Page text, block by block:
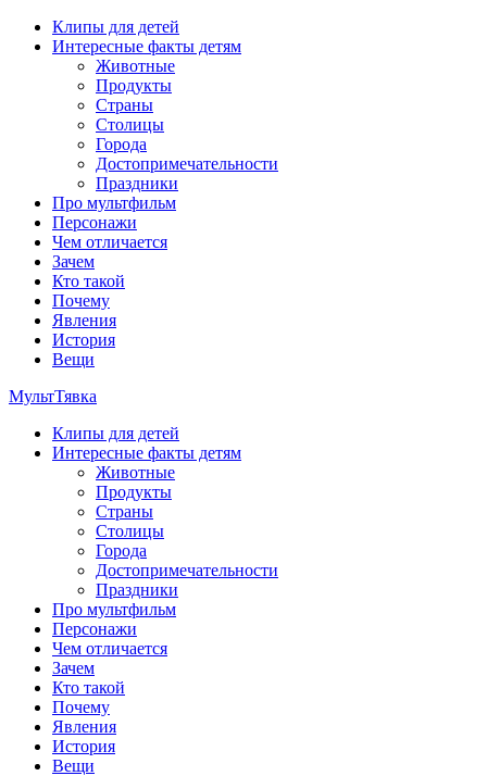
Перейти
содержимому
Клипы для детей
Интересные факты детям
Животные
Продукты
Страны
Столицы
Города
Достопримечательности
Праздники
Про мультфильм
Персонажи
Чем отличается
Зачем
Кто такой
Почему
Явления
История
Вещи
МультТявка
интересные факты про страны, столицы и города, клипы из
мультфильмов, мульт-клипы, песни из мультиков, детские
клипы, интересные факты о мультфильмах и про персонажей
мультфильмов
Клипы для детей
Интересные факты детям
Животные
Продукты
Страны
Столицы
Города
Достопримечательности
Праздники
Про мультфильм
Персонажи
Чем отличается
Зачем
Кто такой
Почему
Явления
История
Вещи